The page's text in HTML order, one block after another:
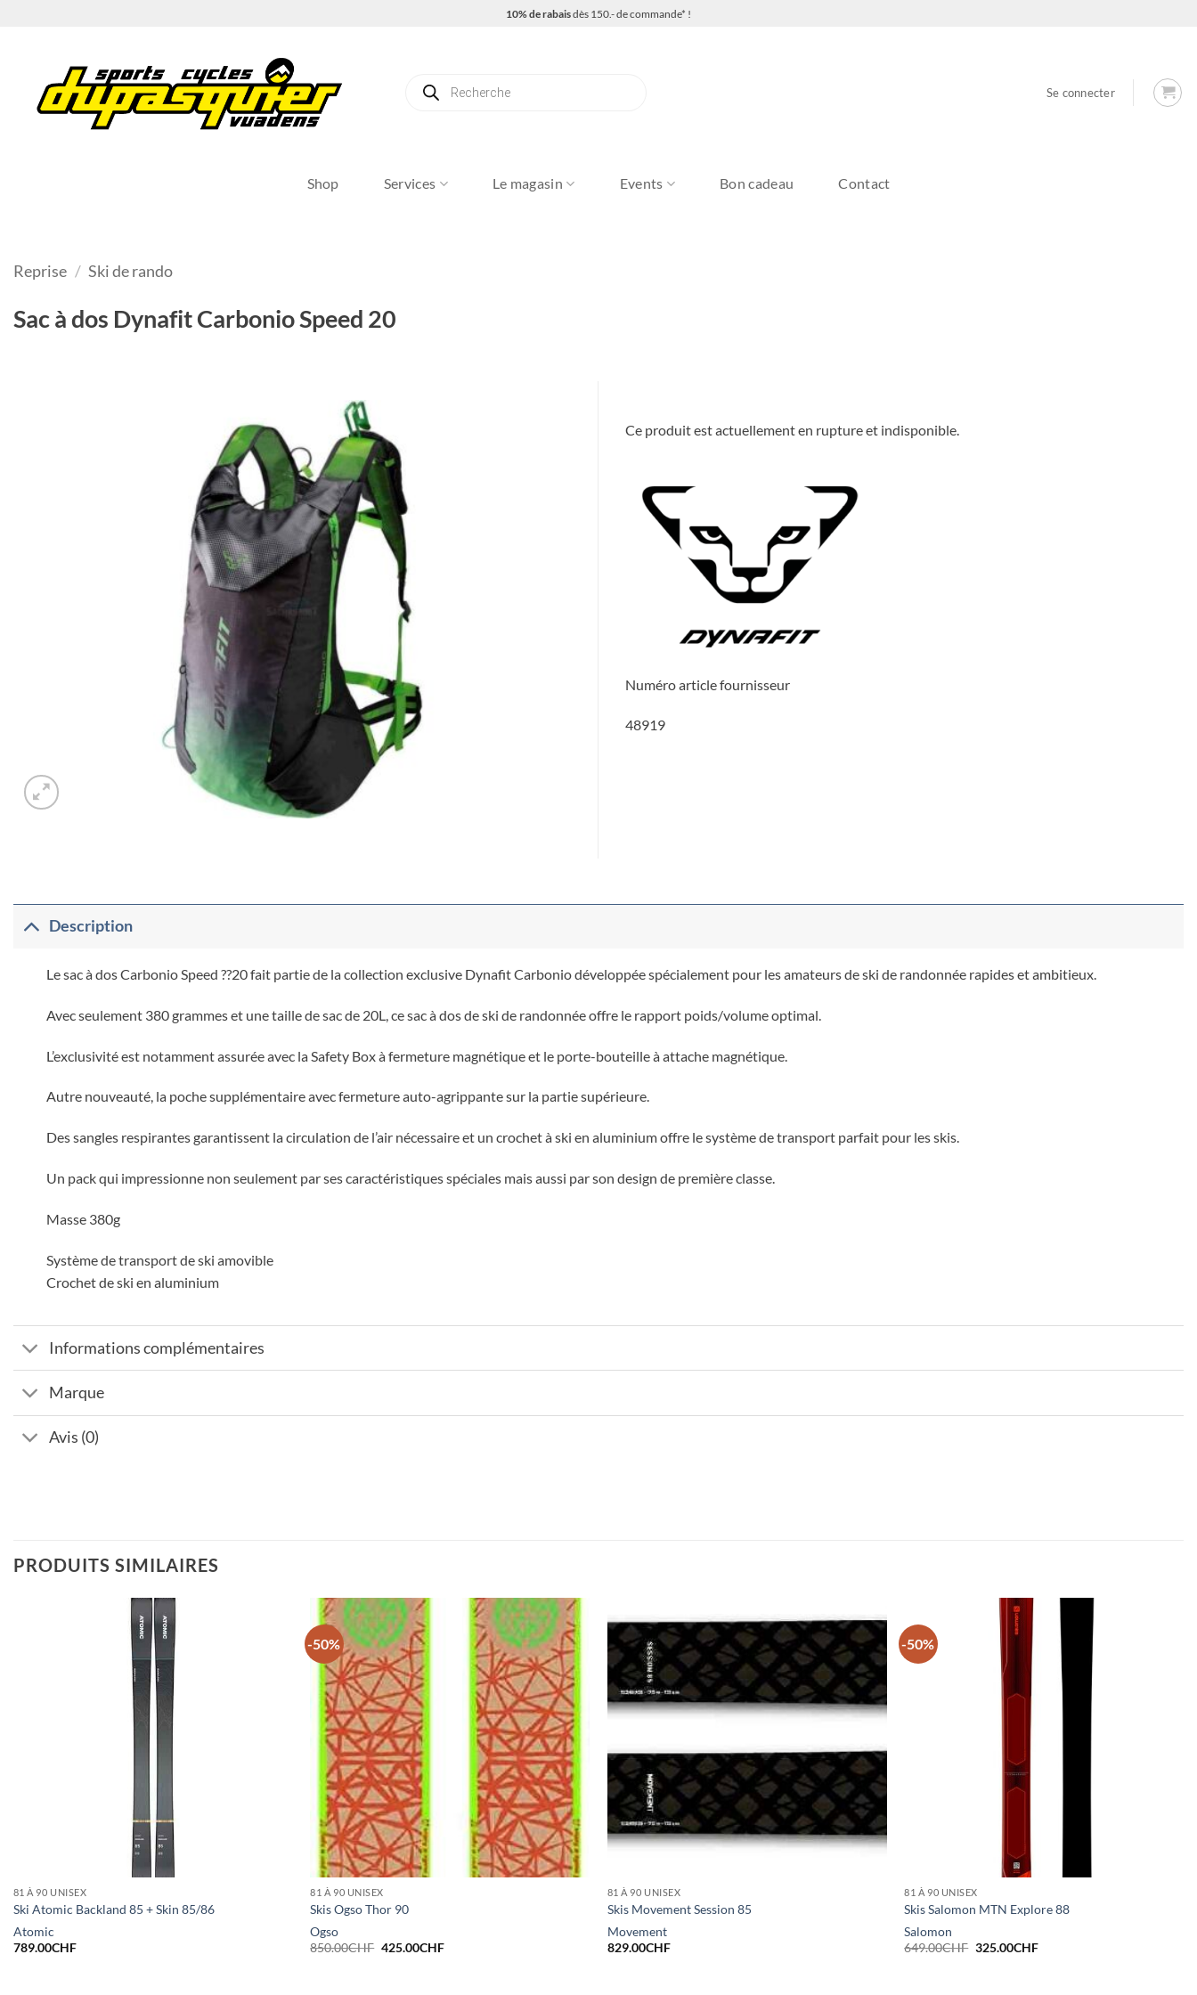
10% de rabaisdès 150.- de commande* !
produits
Se connecter
Shop Services Le magasin Events Bon cadeau Contact
Reprise / Ski de rando
Sac à dos Dynafit Carbonio Speed 20
Ce produit est actuellement en rupture et indisponible.
Numéro article fournisseur
48919
Description
Le sac à dos Carbonio Speed ??20 fait partie de la collection exclusive Dynafit Carbonio développée spécialement pour les amateurs de ski de randonnée rapides et ambitieux.
Avec seulement 380 grammes et une taille de sac de 20L, ce sac à dos de ski de randonnée offre le rapport poids/volume optimal.
L’exclusivité est notamment assurée avec la Safety Box à fermeture magnétique et le porte-bouteille à attache magnétique.
Autre nouveauté, la poche supplémentaire avec fermeture auto-agrippante sur la partie supérieure.
Des sangles respirantes garantissent la circulation de l’air nécessaire et un crochet à ski en aluminium offre le système de transport parfait pour les skis.
Un pack qui impressionne non seulement par ses caractéristiques spéciales mais aussi par son design de première classe.
Masse 380g
Système de transport de ski amovible
Crochet de ski en aluminium
Informations complémentaires
Marque
Avis (0)
PRODUITS SIMILAIRES
81 À 90 UNISEX
Ski Atomic Backland 85 + Skin 85/86
Atomic
789.00CHF
-50%
81 À 90 UNISEX
Skis Ogso Thor 90
Ogso
850.00CHF Le
425.00CHFLe
81 À 90 UNISEX
Skis Movement Session 85
Movement
829.00CHF
-50%
81 À 90 UNISEX
Skis Salomon MTN Explore 88
Salomon
649.00CHF Le
325.00CHFLe